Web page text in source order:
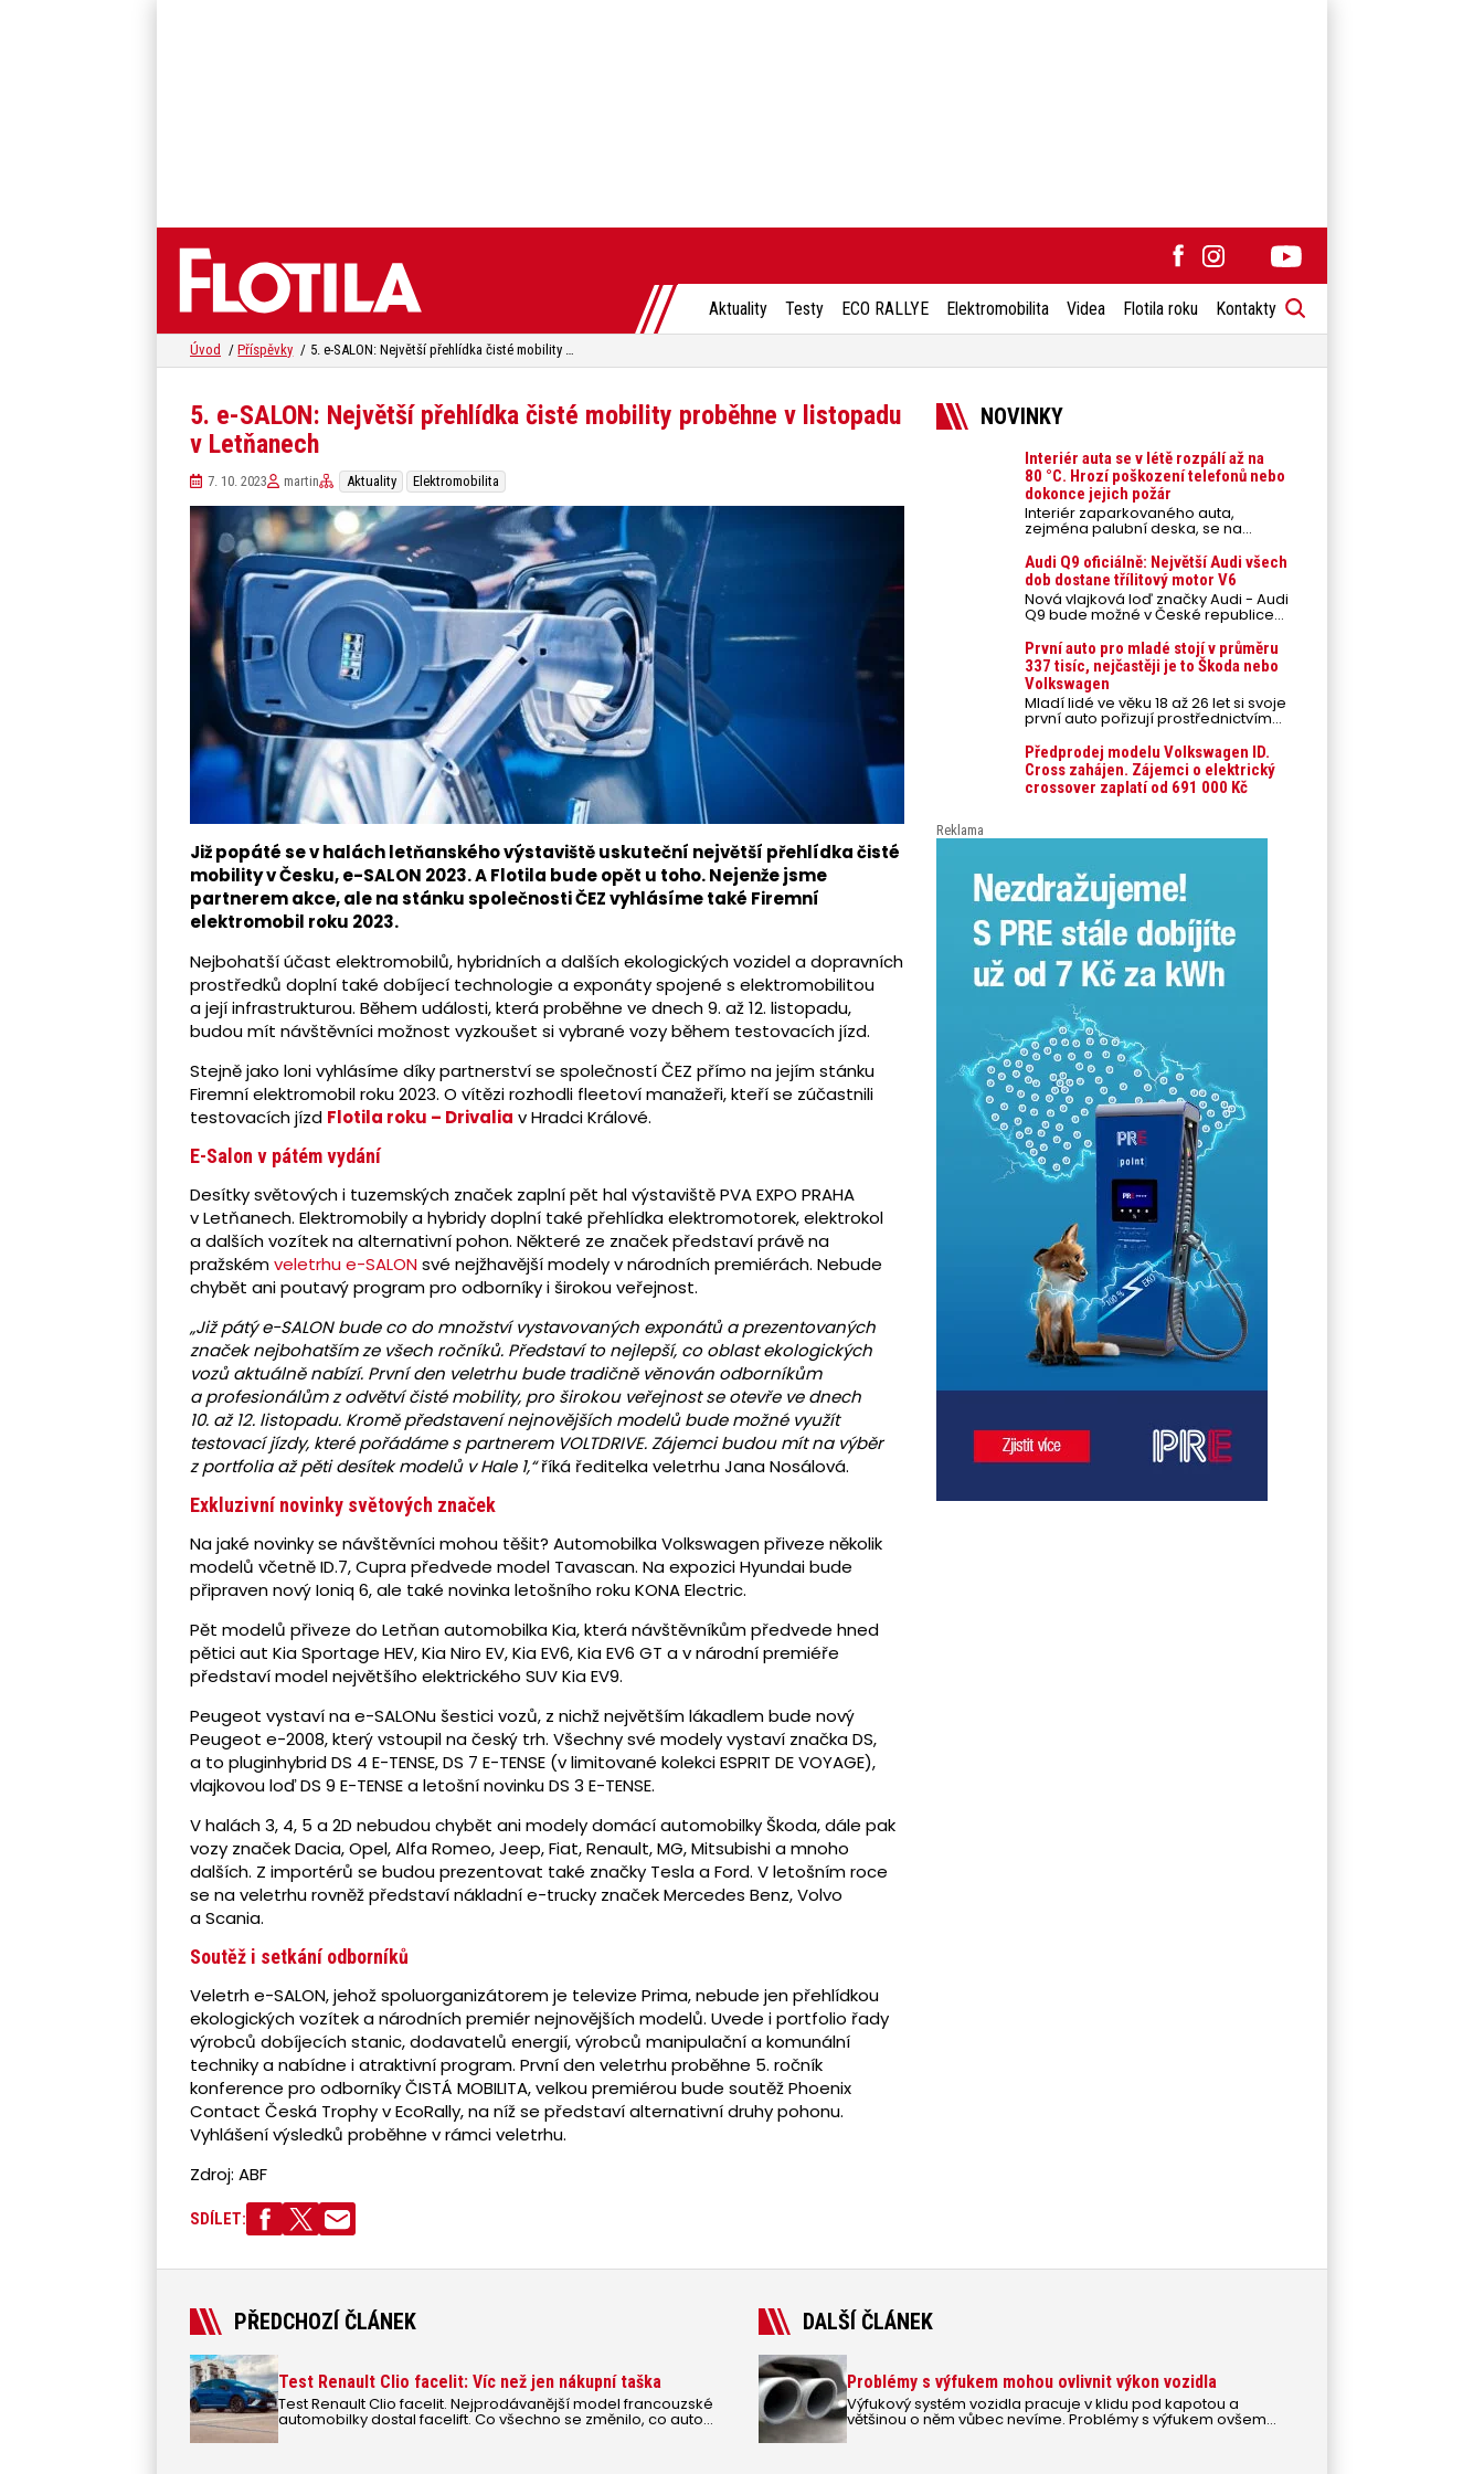
Aktuality Testy ECO RALLYE Elektromobilita Videa Flotila roku Kontakty
Úvod Příspěvky 5. e-SALON: Největší přehlídka čisté mobility proběhne v listopadu v Letňanech
5. e-SALON: Největší přehlídka čisté mobility proběhne v listopadu
v Letňanech
7. 10. 2023 martin Aktuality Elektromobilita
Již popáté se v halách letňanského výstaviště uskuteční největší přehlídka čisté
mobility v Česku, e-SALON 2023. A Flotila bude opět u toho. Nejenže jsme
partnerem akce, ale na stánku společnosti ČEZ vyhlásíme také Firemní
elektromobil roku 2023.
Nejbohatší účast elektromobilů, hybridních a dalších ekologických vozidel a dopravních
prostředků doplní také dobíjecí technologie a exponáty spojené s elektromobilitou
a její infrastrukturou. Během události, která proběhne ve dnech 9. až 12. listopadu,
budou mít návštěvníci možnost vyzkoušet si vybrané vozy během testovacích jízd.
Stejně jako loni vyhlásíme díky partnerství se společností ČEZ přímo na jejím stánku
Firemní elektromobil roku 2023. O vítězi rozhodli fleetoví manažeři, kteří se zúčastnili
testovacích jízd Flotila roku – Drivalia v Hradci Králové.
E-Salon v pátém vydání
Desítky světových i tuzemských značek zaplní pět hal výstaviště PVA EXPO PRAHA
v Letňanech. Elektromobily a hybridy doplní také přehlídka elektromotorek, elektrokol
a dalších vozítek na alternativní pohon. Některé ze značek představí právě na
pražskémveletrhu e-SALONsvé nejžhavější modely v národních premiérách. Nebude
chybět ani poutavý program pro odborníky i širokou veřejnost.
„Již pátý e-SALON bude co do množství vystavovaných exponátů a prezentovaných
značek nejbohatším ze všech ročníků. Představí to nejlepší, co oblast ekologických
vozů aktuálně nabízí. První den veletrhu bude tradičně věnován odborníkům
a profesionálům z odvětví čisté mobility, pro širokou veřejnost se otevře ve dnech
10. až 12. listopadu. Kromě představení nejnovějších modelů bude možné využít
testovací jízdy, které pořádáme s partnerem VOLTDRIVE. Zájemci budou mít na výběr
z portfolia až pěti desítek modelů v Hale 1,“říká ředitelka veletrhu Jana Nosálová.
Exkluzivní novinky světových značek
Na jaké novinky se návštěvníci mohou těšit? Automobilka Volkswagen přiveze několik
modelů včetně ID.7, Cupra předvede model Tavascan. Na expozici Hyundai bude
připraven nový Ioniq 6, ale také novinka letošního roku KONA Electric.
Pět modelů přiveze do Letňan automobilka Kia, která návštěvníkům předvede hned
pětici aut Kia Sportage HEV, Kia Niro EV, Kia EV6, Kia EV6 GT a v národní premiéře
představí model největšího elektrického SUV Kia EV9.
Peugeot vystaví na e-SALONu šestici vozů, z nichž největším lákadlem bude nový
Peugeot e-2008, který vstoupil na český trh. Všechny své modely vystaví značka DS,
a to pluginhybrid DS 4 E-TENSE, DS 7 E-TENSE (v limitované kolekci ESPRIT DE VOYAGE),
vlajkovou loď DS 9 E-TENSE a letošní novinku DS 3 E-TENSE.
V halách 3, 4, 5 a 2D nebudou chybět ani modely domácí automobilky Škoda, dále pak
vozy značek Dacia, Opel, Alfa Romeo, Jeep, Fiat, Renault, MG, Mitsubishi a mnoho
dalších. Z importérů se budou prezentovat také značky Tesla a Ford. V letošním roce
se na veletrhu rovněž představí nákladní e-trucky značek Mercedes Benz, Volvo
a Scania.
Soutěž i setkání odborníků
Veletrh e-SALON, jehož spoluorganizátorem je televize Prima, nebude jen přehlídkou
ekologických vozítek a národních premiér nejnovějších modelů. Uvede i portfolio řady
výrobců dobíjecích stanic, dodavatelů energií, výrobců manipulační a komunální
techniky a nabídne i atraktivní program. První den veletrhu proběhne 5. ročník
konference pro odborníky ČISTÁ MOBILITA, velkou premiérou bude soutěž Phoenix
Contact Česká Trophy v EcoRally, na níž se představí alternativní druhy pohonu.
Vyhlášení výsledků proběhne v rámci veletrhu.
Zdroj: ABF
SDÍLET:
NOVINKY
Interiér auta se v létě rozpálí až na
80 °C. Hrozí poškození telefonů nebo
dokonce jejich požár
Interiér zaparkovaného auta,
zejména palubní deska, se na
přímém slunci může během letních
veder rozpálit až na 80 °C. Takové
teploty představují nebezpečí pro
odložené mobilní telefony,
powerbanky nebo notebooky. Můžou
urychlit stárnutí baterií, poškodit
případech i zvýšit riziko požáru.
Audi Q9 oficiálně: Největší Audi všech
dob dostane třílitový motor V6
Nová vlajková loď značky Audi - Audi
Q9 bude možné v České republice
objednávat od prvního srpnového
týdne 2026, kde budou oznámeny
také české ceny.
První auto pro mladé stojí v průměru
337 tisíc, nejčastěji je to Škoda nebo
Volkswagen
Mladí lidé ve věku 18 až 26 let si svoje
první auto pořizují prostřednictvím
úvěrového financování jako ojeté. Je
to tak u 93,3 % lidí, jen 6,7 % si pořídí
nové auto. Průměrná pořizovací
cena vozu dosahuje 337 tisíc korun a
průměrná financovaná částka
posledních 10 let (2016–2026).
Předprodej modelu Volkswagen ID.
Cross zahájen. Zájemci o elektrický
crossover zaplatí od 691 000 Kč
Reklama
PŘEDCHOZÍ ČLÁNEK
Test Renault Clio facelit: Víc než jen nákupní taška
Test Renault Clio facelit. Nejprodávanější model francouzské
automobilky dostal facelift. Co všechno se změnilo, co auto
získalo a co naopak ztratilo?
DALŠÍ ČLÁNEK
Problémy s výfukem mohou ovlivnit výkon vozidla
Výfukový systém vozidla pracuje v klidu pod kapotou a
většinou o něm vůbec nevíme. Problémy s výfukem ovšem